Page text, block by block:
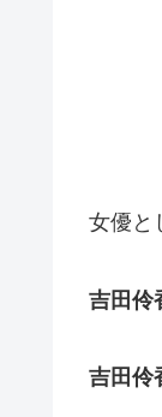
女優と
吉田伶
吉田伶